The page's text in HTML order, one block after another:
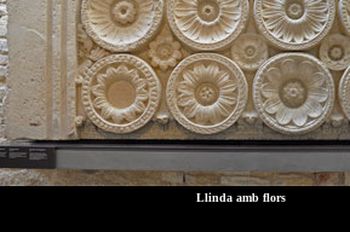
Llinda amb flors